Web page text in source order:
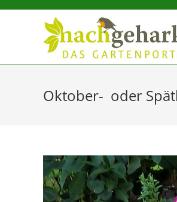
Sidebar-
Oktober- oder